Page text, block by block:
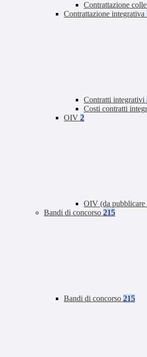
Contrattazione
Contrattazione integrativa
Contratti integrativi
Costi contratti
OIV 2
OIV (da pubblicare
Bandi di concorso 215
Bandi di concorso 215